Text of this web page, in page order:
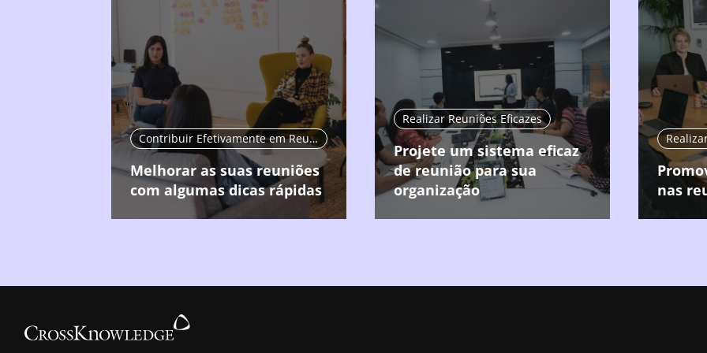
Contribuir Efetivamente em Reuniões
Melhorar as suas reuniões
com algumas dicas rápidas
Realizar Reuniões Eficazes
Projete um sistema eficaz
de reunião para sua
organização
nas